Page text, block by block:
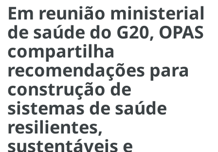
Em reunião ministerial
de saúde do G20, OPAS
compartilha
recomendações para
construção de
sistemas de saúde
resilientes,
sustentáveis e